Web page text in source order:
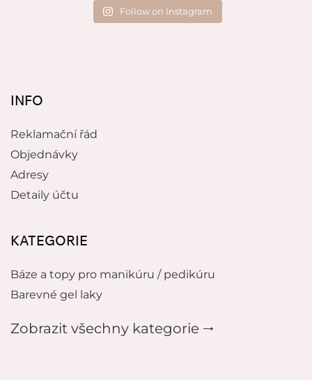
Follow on Instagram
INFO
Reklamační řád
Objednávky
Adresy
Detaily účtu
KATEGORIE
Báze a topy pro manikúru / pedikúru
Barevné gel laky
Zobrazit všechny kategorie 🠂